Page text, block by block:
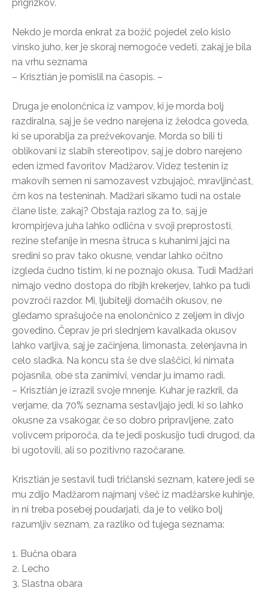
prigrizkov.
Nekdo je morda enkrat za božič pojedel zelo kislo
vinsko juho, ker je skoraj nemogoče vedeti, zakaj je bila
na vrhu seznama
– Krisztián je pomislil na časopis. –
Druga je enolončnica iz vampov, ki je morda bolj
razdiralna, saj je še vedno narejena iz želodca goveda,
ki se uporablja za prežvekovanje. Morda so bili ti
oblikovani iz slabih stereotipov, saj je dobro narejeno
eden izmed favoritov Madžarov. Videz testenin iz
makovih semen ni samozavest vzbujajoč, mravljinčast,
črn kos na testeninah. Madžari sikamo tudi na ostale
člane liste, zakaj? Obstaja razlog za to, saj je
krompirjeva juha lahko odlična v svoji preprostosti,
rezine stefanije in mesna štruca s kuhanimi jajci na
sredini so prav tako okusne, vendar lahko očitno
izgleda čudno tistim, ki ne poznajo okusa. Tudi Madžari
nimajo vedno dostopa do ribjih krekerjev, lahko pa tudi
povzroči razdor. Mi, ljubitelji domačih okusov, ne
gledamo sprašujoče na enolončnico z zeljem in divjo
govedino. Čeprav je pri slednjem kavalkada okusov
lahko varljiva, saj je začinjena, limonasta, zelenjavna in
celo sladka. Na koncu sta še dve slaščici, ki nimata
pojasnila, obe sta zanimivi, vendar ju imamo radi.
– Krisztián je izrazil svoje mnenje. Kuhar je razkril, da
verjame, da 70% seznama sestavljajo jedi, ki so lahko
okusne za vsakogar, če so dobro pripravljene, zato
volivcem priporoča, da te jedi poskusijo tudi drugod, da
bi ugotovili, ali so pozitivno razočarane.
Krisztián je sestavil tudi tričlanski seznam, katere jedi se
mu zdijo Madžarom najmanj všeč iz madžarske kuhinje,
in ni treba posebej poudarjati, da je to veliko bolj
razumljiv seznam, za razliko od tujega seznama:
1. Bučna obara
2. Lecho
3. Slastna obara